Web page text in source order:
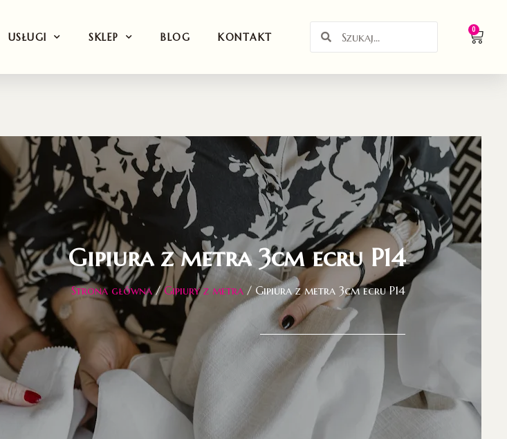
USŁUGI SKLEP BLOG KONTAKT
0
Gipiura z metra 3cm ecru P14
Strona główna/Gipiury z metra / Gipiura z metra 3cm ecru P14